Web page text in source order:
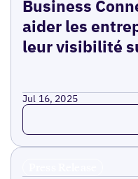
Business
aider les
leur visibilité
Jul 16, 2025
Read more